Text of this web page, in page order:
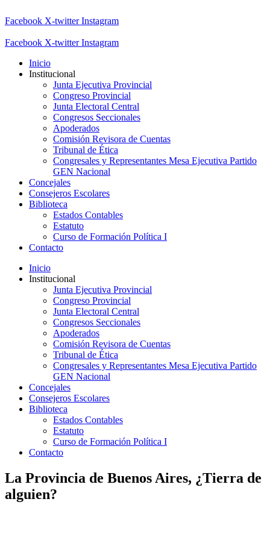
Facebook X-twitter Instagram
Facebook X-twitter Instagram
Inicio
Institucional
Junta Ejecutiva Provincial
Congreso Provincial
Junta Electoral Central
Congresos Seccionales
Apoderados
Comisión Revisora de Cuentas
Tribunal de Ética
Congresales y Representantes Mesa Ejecutiva Partido
GEN Nacional
Concejales
Consejeros Escolares
Biblioteca
Estados Contables
Estatuto
Curso de Formación Política I
Contacto
Inicio
Institucional
Junta Ejecutiva Provincial
Congreso Provincial
Junta Electoral Central
Congresos Seccionales
Apoderados
Comisión Revisora de Cuentas
Tribunal de Ética
Congresales y Representantes Mesa Ejecutiva Partido
GEN Nacional
Concejales
Consejeros Escolares
Biblioteca
Estados Contables
Estatuto
Curso de Formación Política I
Contacto
La Provincia de Buenos Aires, ¿Tierra de
alguien?